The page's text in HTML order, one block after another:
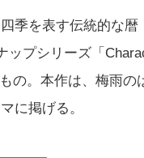
季を表す伝統的な
プシリーズ「
の。本作は、梅雨の
に掲げる。